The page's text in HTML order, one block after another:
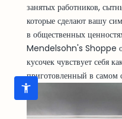
занятых работников,
которые сделают вашу
в общественных
Mendelsohn's Shoppe
кусочек чувствует себя
приготовленный в самом